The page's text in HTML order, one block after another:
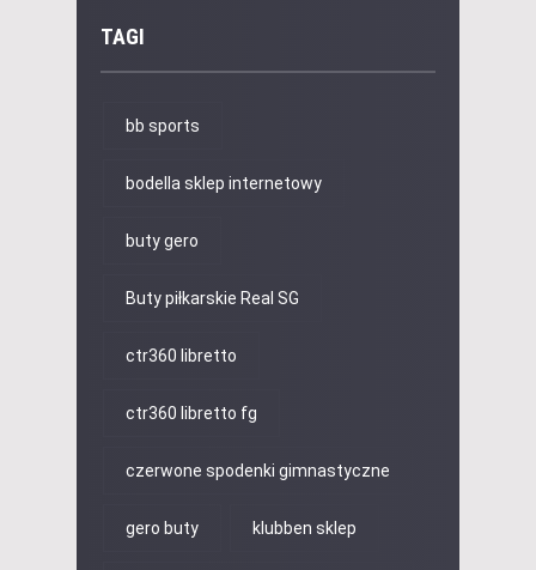
TAGI
bb sports
bodella sklep internetowy
buty gero
Buty piłkarskie Real SG
ctr360 libretto
ctr360 libretto fg
czerwone spodenki gimnastyczne
gero buty klubben sklep